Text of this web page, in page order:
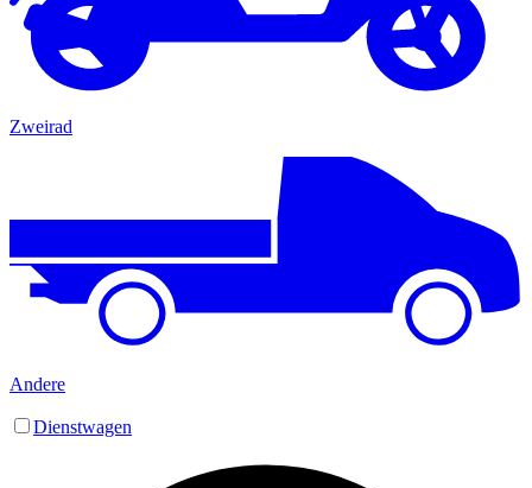
Zweirad
Andere
Dienstwagen